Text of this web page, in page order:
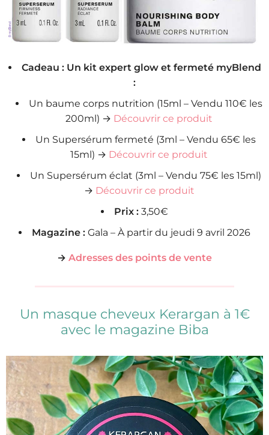
Cadeau : Un kit expert glow et fermeté myBlend
:
Un baume corps nutrition (15ml – Vendu 110€ les
200ml) → Découvrir ce produit
Un Supersérum fermeté (3ml – Vendu 65€ les
15ml) → Découvrir ce produit
Un Supersérum éclat (3ml – Vendu 75€ les 15ml)
→ Découvrir ce produit
Prix : 3,50€
Magazine : Gala – À partir du jeudi 9 avril 2026
→ Adresses des points de vente
Un masque cheveux Kerargan à 1€
avec le magazine Biba